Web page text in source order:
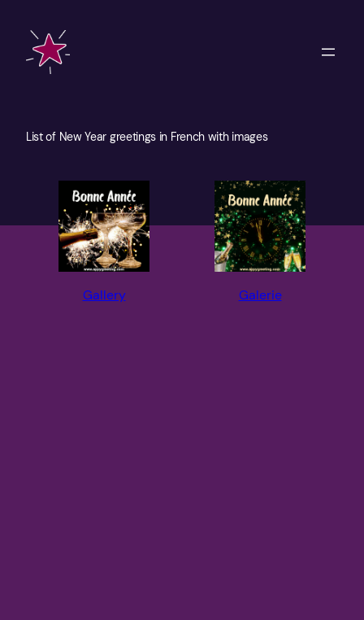
content
List of New Year greetings in French with images
Gallery Galerie